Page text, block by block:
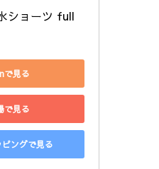
ショーツ full
で見る
で見る
ングで見る